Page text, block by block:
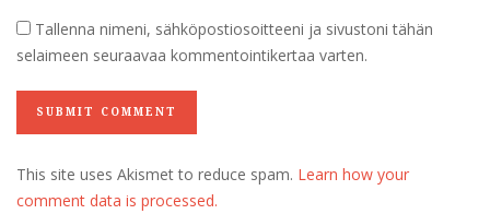
Tallenna nimeni, sähköpostiosoitteeni ja sivustoni tähän
selaimeen seuraavaa kommentointikertaa varten.
This site uses Akismet to reduce spam. Learn how your
comment data is processed.